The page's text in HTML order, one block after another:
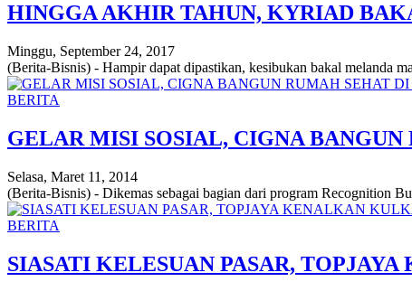
HINGGA AKHIR TAHUN, KYRIAD
Minggu, September 24, 2017
(Berita-Bisnis) - Hampir dapat dipastikan, kesibukan bakal melanda
BERITA
GELAR MISI SOSIAL, CIGNA
Selasa, Maret 11, 2014
(Berita-Bisnis) - Dikemas sebagai bagian dari program Recognition
BERITA
SIASATI KELESUAN PASAR,